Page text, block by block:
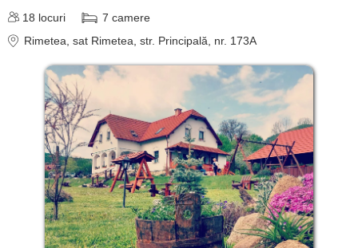
18 locuri 7 camere
Rimetea , sat Rimetea, str. Principală, nr. 173A
despre C A R T A ®
termeni și condiții
contact
login